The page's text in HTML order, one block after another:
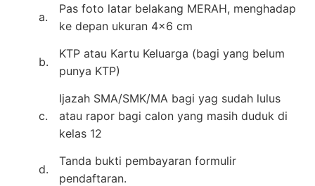
a.
Pas foto latar belakang MERAH, menghadap
ke depan ukuran 4×6 cm
b.
KTP atau Kartu Keluarga (bagi yang belum
punya KTP)
c.
Ijazah SMA/SMK/MA bagi yag sudah lulus
atau rapor bagi calon yang masih duduk di
kelas 12
d.
Tanda bukti pembayaran formulir
pendaftaran.